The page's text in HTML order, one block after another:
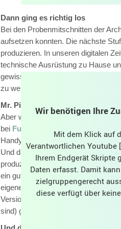
Dann ging es richtig los
Bei den Probenmitschnitten der
aufsetzen konnten. Die nächste
produzieren. In unseren digitalen
technische Ausrüstung zu Hause
gewisse Portion an „Lust, so
zu werden bei allen Beteiligten sind
Mr. Pink – Level 42-Cover
Aber welchen Song geht man als
bei Funtastic4
. Arne spielt auch
Handy-Video auf Facebook gestellt,
Und das so gut, dass ich ihn direkt
produzieren. Er hatte sofort Lust!
ein gutes Gelingen eines solchen
eigene Produktionen eine DAW
Version ist älter), kommunizieren
sind) gute Voraussetzungen.
Wir benötigen Ihre
Mit dem Klick auf
Verantwortlichen Youtube
Ihrem Endgerät Skripte
Daten erfasst. Damit
zielgruppengerecht
diese verfügt über